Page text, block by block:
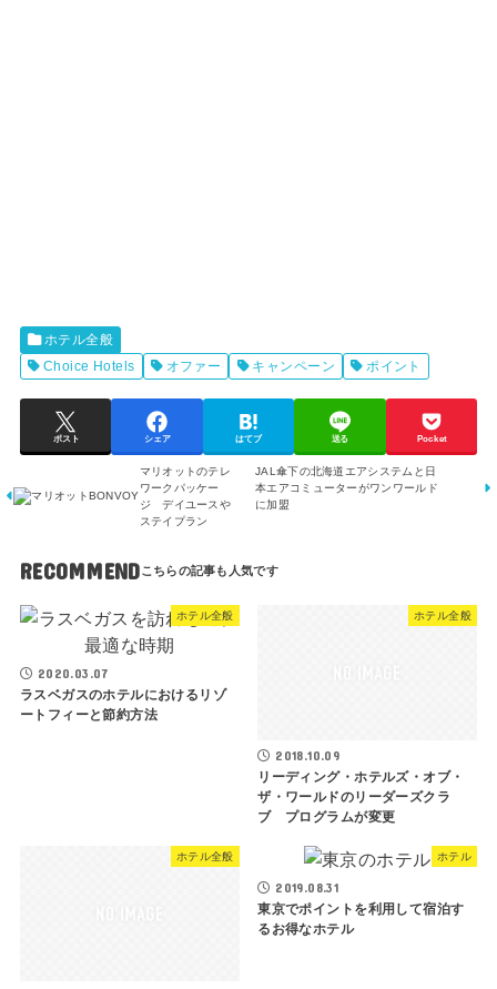
ホテル全般
Choice Hotels
オファー キャンペーン ポイント
ポスト シェア はてブ 送る Pocket
マリオットのテレ
ワークパッケー
ジ デイユースや
ステイプラン
JAL傘下の北海道エアシステムと日
本エアコミューターがワンワールド
に加盟
RECOMMEND
ホテル全般
2020.03.07
ラス​​ベガスのホテルにおけるリゾ
ートフィーと節約方法
ホテル全般
2018.10.09
リーディング・ホテルズ・オブ・
ザ・ワールドのリーダーズクラ
ブ プログラムが変更
ホテル全般 ホテル
2019.08.31
東京でポイントを利用して宿泊す
るお得なホテル